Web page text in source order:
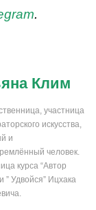
.
Клим
участница
искусства,
и
человек.
курса “Автор
” Удвойся” Ицхака